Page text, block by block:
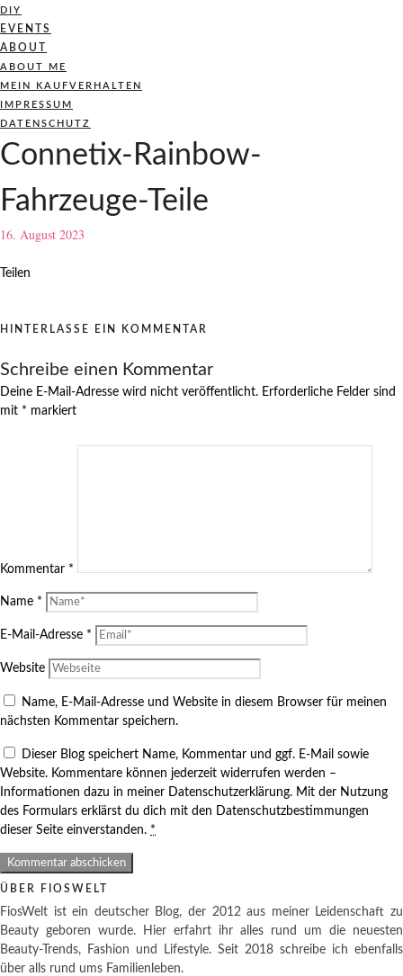
DIY
EVENTS
ABOUT
ABOUT ME
MEIN KAUFVERHALTEN
IMPRESSUM
DATENSCHUTZ
Connetix-Rainbow-
Fahrzeuge-Teile
16. August 2023
Teilen
HINTERLASSE EIN KOMMENTAR
Schreibe einen Kommentar
Deine E-Mail-Adresse wird nicht veröffentlicht. Erforderliche Felder sind
mit * markiert
Kommentar *
Name *
E-Mail-Adresse *
Website
Name, E-Mail-Adresse und Website in diesem Browser für meinen
nächsten Kommentar speichern.
Dieser Blog speichert Name, Kommentar und ggf. E-Mail sowie
Website. Kommentare können jederzeit widerrufen werden –
Informationen dazu in meiner Datenschutzerklärung. Mit der Nutzung
des Formulars erklärst du dich mit den Datenschutzbestimmungen
dieser Seite einverstanden. *
ÜBER FIOSWELT
FiosWelt ist ein deutscher Blog, der 2012 aus meiner Leidenschaft zu
Beauty geboren wurde. Hier erfahrt ihr alles rund um die neuesten
Beauty-Trends, Fashion und Lifestyle. Seit 2018 schreibe ich ebenfalls
über alls rund ums Familienleben.